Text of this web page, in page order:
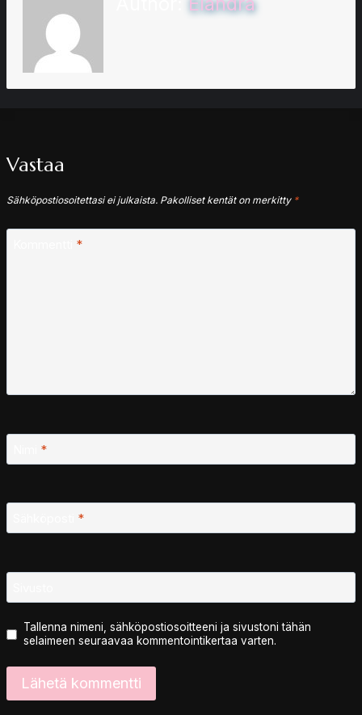
Vastaa
Sähköpostiosoitettasi ei julkaista. Pakolliset kentät on merkitty *
*
*
*
Tallenna nimeni, sähköpostiosoitteeni ja sivustoni tähän
selaimeen seuraavaa kommentointikertaa varten.